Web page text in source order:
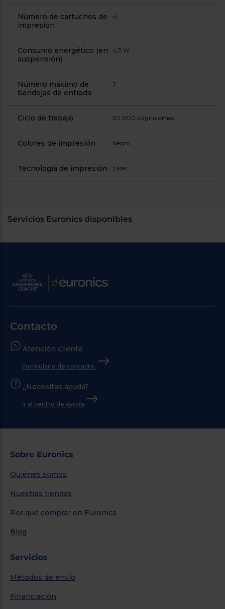
Número de cartuchos de
impresión
x1
Consumo energético (en
suspensión)
4.3 W
Número máximo de
bandejas de entrada
2
Ciclo de trabajo 30,000 páginas/mes
Colores de impresión Negro
Tecnología de impresión Laser
Servicios Euronics disponibles
Contacto
Atención cliente
Formulario de contacto
¿Necesitas ayuda?
Ir al centro de ayuda
Sobre Euronics
Quiénes somos
Nuestras tiendas
Por qué comprar en Euronics
Blog
Servicios
Métodos de envío
Financiación